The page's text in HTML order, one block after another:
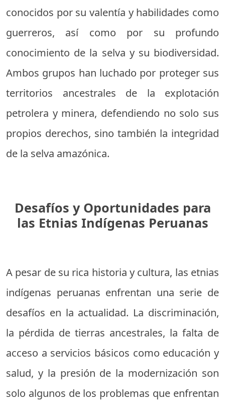
conocidos por su valentía y habilidades como
guerreros, así como por su profundo
conocimiento de la selva y su biodiversidad.
Ambos grupos han luchado por proteger sus
territorios ancestrales de la explotación
petrolera y minera, defendiendo no solo sus
propios derechos, sino también la integridad
de la selva amazónica.
Desafíos y Oportunidades para
las Etnias Indígenas Peruanas
A pesar de su rica historia y cultura, las etnias
indígenas peruanas enfrentan una serie de
desafíos en la actualidad. La discriminación,
la pérdida de tierras ancestrales, la falta de
acceso a servicios básicos como educación y
salud, y la presión de la modernización son
solo algunos de los problemas que enfrentan